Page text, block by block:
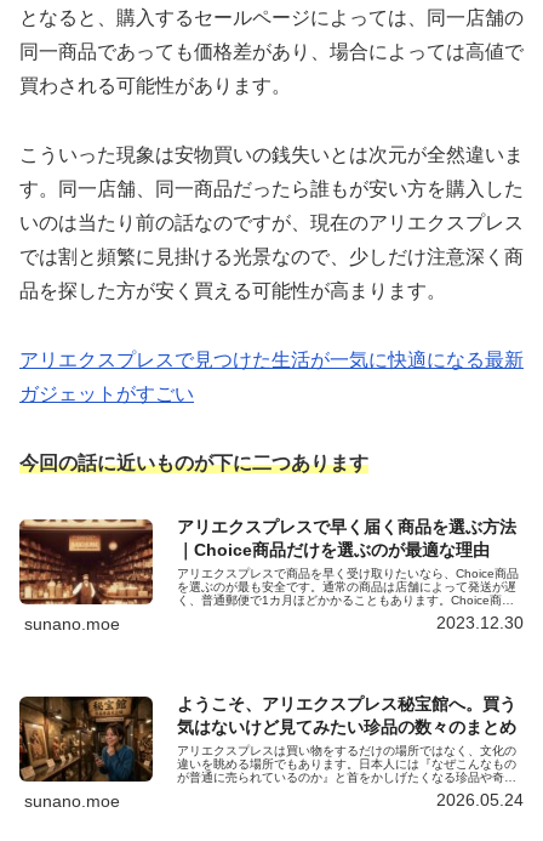
となると、購入するセールページによっては、同一店舗の
同一商品であっても価格差があり、場合によっては高値で
買わされる可能性があります。
こういった現象は安物買いの銭失いとは次元が全然違いま
す。同一店舗、同一商品だったら誰もが安い方を購入した
いのは当たり前の話なのですが、現在のアリエクスプレス
では割と頻繁に見掛ける光景なので、少しだけ注意深く商
品を探した方が安く買える可能性が高まります。
アリエクスプレスで見つけた生活が一気に快適になる最新
ガジェットがすごい
今回の話に近いものが下に二つあります
アリエクスプレスで早く届く商品を選ぶ方法
｜Choice商品だけを選ぶのが最適な理由
アリエクスプレスで商品を早く受け取りたいなら、Choice商品
を選ぶのが最も安全です。通常の商品は店舗によって発送が遅
く、普通郵便で1カ月ほどかかることもあります。Choice商品
sunano.moe 2023.12.30
ようこそ、アリエクスプレス秘宝館へ。買う
気はないけど見てみたい珍品の数々のまとめ
アリエクスプレスは買い物をするだけの場所ではなく、文化の
違いを眺める場所でもあります。日本人には『なぜこんなもの
が普通に売られているのか』と首をかしげたくなる珍品や奇妙
sunano.moe 2026.05.24